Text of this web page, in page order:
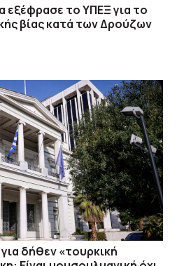
εξέφρασε το ΥΠΕΞ για το
βίας κατά των Δρούζων
δήθεν «τουρκική